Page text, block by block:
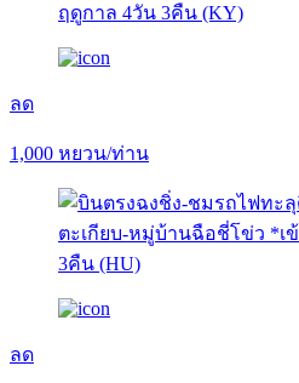
ลด
1,000 หยวน/ท่าน
ลด